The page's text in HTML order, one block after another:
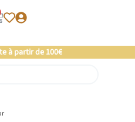
à partir de 100€